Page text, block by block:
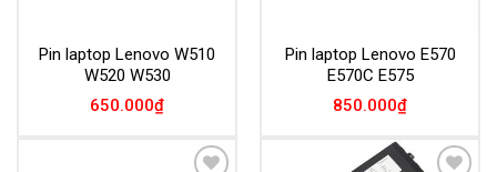
Pin laptop Lenovo W510
W520 W530
650.000₫
Pin laptop Lenovo E570
E570C E575
850.000₫